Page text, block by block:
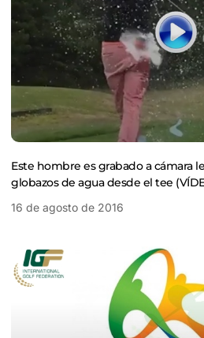
Este hombre es grabado a cámara
globazos de agua desde el tee
16 de agosto de 2016